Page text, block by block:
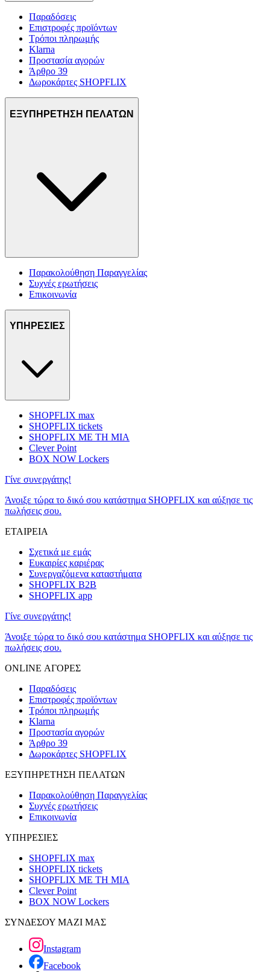
Παραδόσεις
Επιστροφές προϊόντων
Τρόποι πληρωμής
Klarna
Προστασία αγορών
Άρθρο 39
Δωροκάρτες SHOPFLIX
ΕΞΥΠΗΡΕΤΗΣΗ ΠΕΛΑΤΩΝ
Παρακολούθηση Παραγγελίας
Συχνές ερωτήσεις
Επικοινωνία
ΥΠΗΡΕΣΙΕΣ
SHOPFLIX max
SHOPFLIX tickets
SHOPFLIX ΜΕ ΤΗ ΜΙΑ
Clever Point
BOX NOW Lockers
Γίνε συνεργάτης!
Άνοιξε τώρα το δικό σου κατάστημα SHOPFLIX και αύξησε τις
πωλήσεις σου.
ΕΤΑΙΡΕΙΑ
Σχετικά με εμάς
Ευκαιρίες καριέρας
Συνεργαζόμενα καταστήματα
SHOPFLIX B2B
SHOPFLIX app
Γίνε συνεργάτης!
Άνοιξε τώρα το δικό σου κατάστημα SHOPFLIX και αύξησε τις
πωλήσεις σου.
ONLINE ΑΓΟΡΕΣ
Παραδόσεις
Επιστροφές προϊόντων
Τρόποι πληρωμής
Klarna
Προστασία αγορών
Άρθρο 39
Δωροκάρτες SHOPFLIX
ΕΞΥΠΗΡΕΤΗΣΗ ΠΕΛΑΤΩΝ
Παρακολούθηση Παραγγελίας
Συχνές ερωτήσεις
Επικοινωνία
ΥΠΗΡΕΣΙΕΣ
SHOPFLIX max
SHOPFLIX tickets
SHOPFLIX ΜΕ ΤΗ ΜΙΑ
Clever Point
BOX NOW Lockers
ΣΥΝΔΕΣΟΥ ΜΑΖΙ ΜΑΣ
Instagram
Facebook